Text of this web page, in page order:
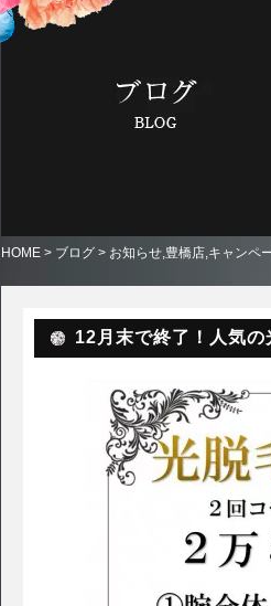
HOME > ブログ > お知らせ,豊橋店,キャンペ
12月末で終了！人気の